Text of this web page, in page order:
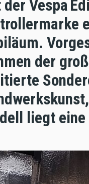
der Vespa
der
liegt eine